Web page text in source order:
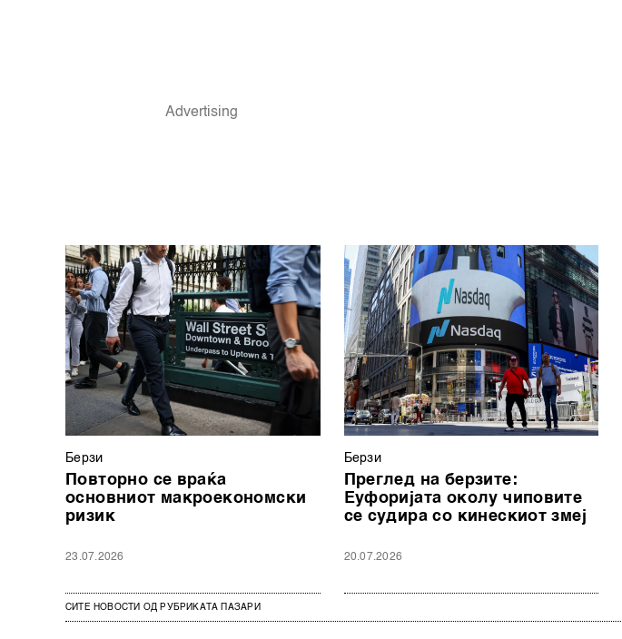
Берзи
Повторно се враќа
основниот макроекономски
ризик
23.07.2026
Берзи
Преглед на берзите:
Еуфоријата околу чиповите
се судира со кинескиот змеј
20.07.2026
СИТЕ НОВОСТИ ОД РУБРИКАТА ПАЗАРИ